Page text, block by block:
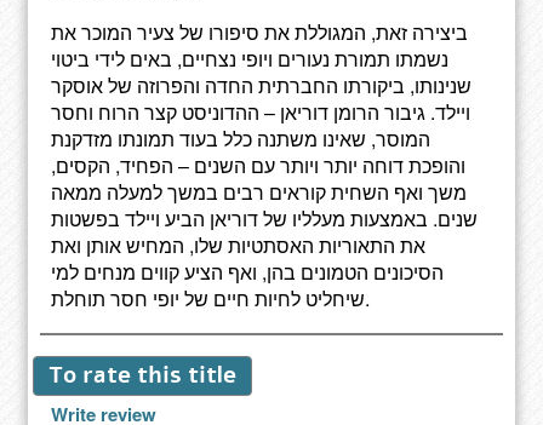
ביצירה זאת, המגוללת את סיפורו של צעיר המוכר את
נשמתו תמורת נעורים ויופי נצחיים, באים לידי ביטוי
שנינותו, ביקורתו החברתית החדה והפרוזה של אוסקר
ויילד. גיבור הרומן דוריאן – ההדוניסט קצר הרוח וחסר
המוסר, שאינו משתנה כלל בעוד תמונתו מזדקנת
והופכת דוחה יותר ויותר עם השנים – הפחיד, הקסים,
משך ואף השחית קוראים רבים במשך למעלה ממאה
שנים.‏‏ באמצעות מעלליו של דוריאן הביע ויילד בפשטות
את התאוריות האסתטיות שלו, המחיש אותן ואת
הסיכונים הטמונים בהן, ואף הציע קווים מנחים למי
שיחליט לחיות חיים של יופי חסר תוחלת.
To rate this title
Write review